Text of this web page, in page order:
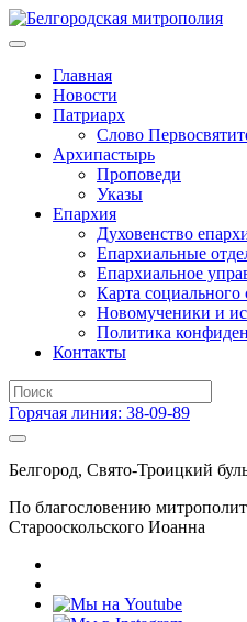
Главная
Новости
Патриарх
Слово
Архипастырь
Проповеди
Указы
Епархия
Духовенство
Епархиальные
Епархиальное
Карта социального
Новомученики и
Политика
Контакты
Горячая линия: 38-09-89
Белгород, Свято-Троицкий
По благословению
Старооскольского Иоанна